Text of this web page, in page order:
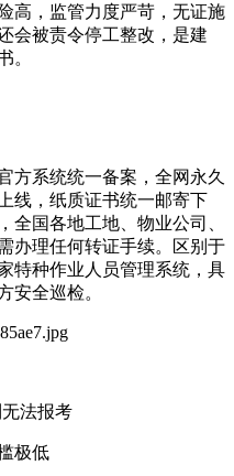
高，监管力度严苛，无证施
会被责令停工整改，是建
。
方系统统一备案，全网永久
线，纸质证书统一邮寄下
全国各地工地、物业公司、
办理任何转证手续。区别于
特种作业人员管理系统，具
安全巡检。
法报考
极低